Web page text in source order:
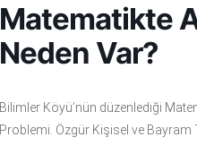
Matematikte
Neden Var?
Bilimler Köyü’nün düzenlediği
Problemi. Özgür Kişisel ve Bayram